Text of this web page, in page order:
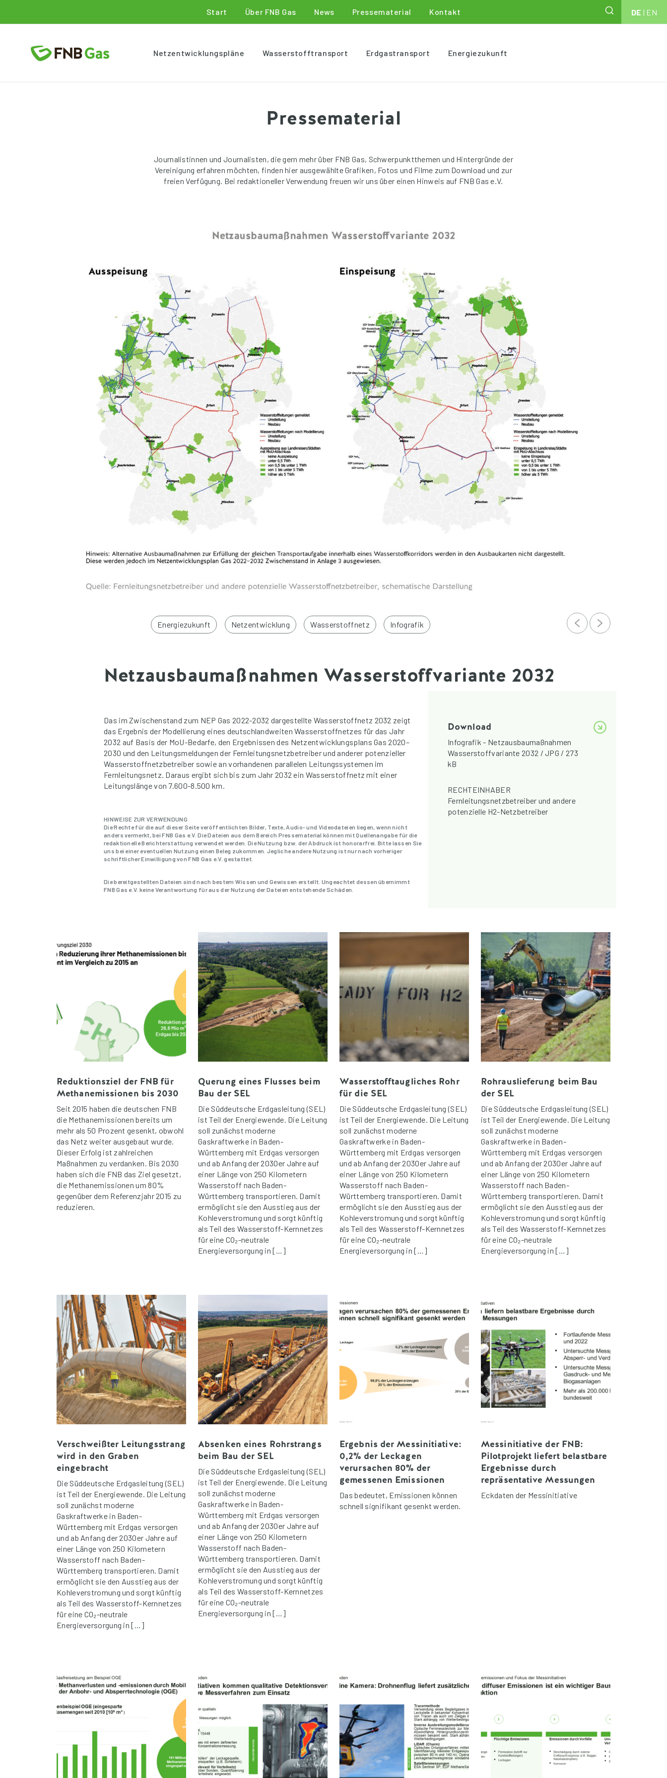
Start Über FNB Gas News Pressematerial Kontakt DE | EN
Netzentwicklungspläne Wasserstofftransport Erdgastransport Energiezukunft
Pressematerial
Journalistinnen und Journalisten, die gern mehr über FNB Gas, Schwerpunktthemen und Hintergründe der
Vereinigung erfahren möchten, finden hier ausgewählte Grafiken, Fotos und Filme zum Download und zur
freien Verfügung. Bei redaktioneller Verwendung freuen wir uns über einen Hinweis auf FNB Gas e.V.
Energiezukunft Netzentwicklung Wasserstoffnetz Infografik
Netzausbaumaßnahmen Wasserstoffvariante 2032
Das im Zwischenstand zum NEP Gas 2022-2032 dargestellte Wasserstoffnetz 2032 zeigt
das Ergebnis der Modellierung eines deutschlandweiten Wasserstoffnetzes für das Jahr
2032 auf Basis der MoU-Bedarfe, den Ergebnissen des Netzentwicklungsplans Gas 2020–
2030 und den Leitungsmeldungen der Fernleitungsnetzbetreiber und anderer potenzieller
Wasserstoffnetzbetreiber sowie an vorhandenen parallelen Leitungssystemen im
Fernleitungsnetz. Daraus ergibt sich bis zum Jahr 2032 ein Wasserstoffnetz mit einer
Leitungslänge von 7.600-8.500 km.
HINWEISE ZUR VERWENDUNG
Die Rechte für die auf dieser Seite veröffentlichten Bilder, Texte, Audio- und Videodateien liegen, wenn nicht
anders vermerkt, bei FNB Gas e.V. Die Dateien aus dem Bereich Pressematerial können mit Quellenangabe für die
redaktionelle Berichterstattung verwendet werden. Die Nutzung bzw. der Abdruck ist honorarfrei. Bitte lassen Sie
uns bei einer eventuellen Nutzung einen Beleg zukommen. Jegliche andere Nutzung ist nur nach vorheriger
schriftlicher Einwilligung von FNB Gas e.V. gestattet.
Die bereitgestellten Dateien sind nach bestem Wissen und Gewissen erstellt. Ungeachtet dessen übernimmt
FNB Gas e.V. keine Verantwortung für aus der Nutzung der Dateien entstehende Schäden.
Download
Infografik - Netzausbaumaßnahmen
Wasserstoffvariante 2032 / JPG / 273
kB
RECHTEINHABER
Fernleitungsnetzbetreiber und andere
potenzielle H2-Netzbetreiber
Reduktionsziel der FNB für
Methanemissionen bis 2030
Seit 2015 haben die deutschen FNB
die Methanemissionen bereits um
mehr als 50 Prozent gesenkt, obwohl
das Netz weiter ausgebaut wurde.
Dieser Erfolg ist zahlreichen
Maßnahmen zu verdanken. Bis 2030
haben sich die FNB das Ziel gesetzt,
die Methanemissionen um 80%
gegenüber dem Referenzjahr 2015 zu
reduzieren.
Querung eines Flusses beim
Bau der SEL
Die Süddeutsche Erdgasleitung (SEL)
ist Teil der Energiewende. Die Leitung
soll zunächst moderne
Gaskraftwerke in Baden-
Württemberg mit Erdgas versorgen
und ab Anfang der 2030er Jahre auf
einer Länge von 250 Kilometern
Wasserstoff nach Baden-
Württemberg transportieren. Damit
ermöglicht sie den Ausstieg aus der
Kohleverstromung und sorgt künftig
als Teil des Wasserstoff-Kernnetzes
für eine CO₂-neutrale
Energieversorgung in […]
Wasserstofftaugliches Rohr
für die SEL
Die Süddeutsche Erdgasleitung (SEL)
ist Teil der Energiewende. Die Leitung
soll zunächst moderne
Gaskraftwerke in Baden-
Württemberg mit Erdgas versorgen
und ab Anfang der 2030er Jahre auf
einer Länge von 250 Kilometern
Wasserstoff nach Baden-
Württemberg transportieren. Damit
ermöglicht sie den Ausstieg aus der
Kohleverstromung und sorgt künftig
als Teil des Wasserstoff-Kernnetzes
für eine CO₂-neutrale
Energieversorgung in […]
Rohrauslieferung beim Bau
der SEL
Die Süddeutsche Erdgasleitung (SEL)
ist Teil der Energiewende. Die Leitung
soll zunächst moderne
Gaskraftwerke in Baden-
Württemberg mit Erdgas versorgen
und ab Anfang der 2030er Jahre auf
einer Länge von 250 Kilometern
Wasserstoff nach Baden-
Württemberg transportieren. Damit
ermöglicht sie den Ausstieg aus der
Kohleverstromung und sorgt künftig
als Teil des Wasserstoff-Kernnetzes
für eine CO₂-neutrale
Energieversorgung in […]
Verschweißter Leitungsstrang
wird in den Graben
eingebracht
Die Süddeutsche Erdgasleitung (SEL)
ist Teil der Energiewende. Die Leitung
soll zunächst moderne
Gaskraftwerke in Baden-
Württemberg mit Erdgas versorgen
und ab Anfang der 2030er Jahre auf
einer Länge von 250 Kilometern
Wasserstoff nach Baden-
Württemberg transportieren. Damit
ermöglicht sie den Ausstieg aus der
Kohleverstromung und sorgt künftig
als Teil des Wasserstoff-Kernnetzes
für eine CO₂-neutrale
Energieversorgung in […]
Absenken eines Rohrstrangs
beim Bau der SEL
Die Süddeutsche Erdgasleitung (SEL)
ist Teil der Energiewende. Die Leitung
soll zunächst moderne
Gaskraftwerke in Baden-
Württemberg mit Erdgas versorgen
und ab Anfang der 2030er Jahre auf
einer Länge von 250 Kilometern
Wasserstoff nach Baden-
Württemberg transportieren. Damit
ermöglicht sie den Ausstieg aus der
Kohleverstromung und sorgt künftig
als Teil des Wasserstoff-Kernnetzes
für eine CO₂-neutrale
Energieversorgung in […]
Ergebnis der Messinitiative:
0,2% der Leckagen
verursachen 80% der
gemessenen Emissionen
Das bedeutet, Emissionen können
schnell signifikant gesenkt werden.
Messinitiative der FNB:
Pilotprojekt liefert belastbare
Ergebnisse durch
repräsentative Messungen
Eckdaten der Messinitiative